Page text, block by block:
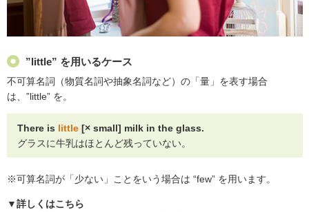
”little” を用いるケース
不可算名詞（物質名詞や抽象名詞など）の「量」を表す場合
は、”little” を。
There is little [× small] milk in the glass.
グラスに牛乳はほとんど残っていない。
※可算名詞が「少ない」ことをいう場合は “few” を用います。
▼詳しくはこちら